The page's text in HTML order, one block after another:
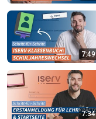
7:49
7:34